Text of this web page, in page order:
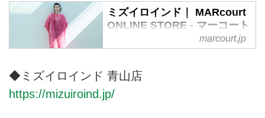
ミズイロインド｜ MARcourt
ONLINE STORE - マーコート
（Simple）、自分らしく服を楽し
む人（Ageing）、こだわりのある
人（Personal）に向け、シンプル
marcourt.jp
◆ミズイロインド 青山店
https://mizuiroind.jp/